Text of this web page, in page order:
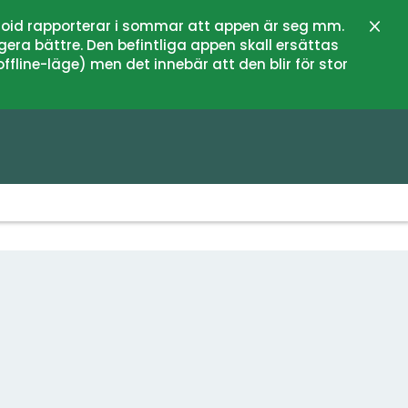
rapporterar i sommar att appen är seg mm.
bättre. Den befintliga appen skall ersättas
läge) men det innebär att den blir för stor